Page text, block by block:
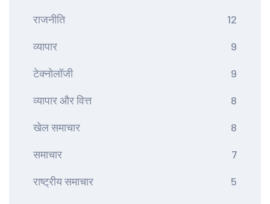
राजनीति 12
व्यापार 9
टेक्नोलॉजी 9
व्यापार और वित्त 8
खेल समाचार 8
समाचार 7
राष्ट्रीय समाचार 5